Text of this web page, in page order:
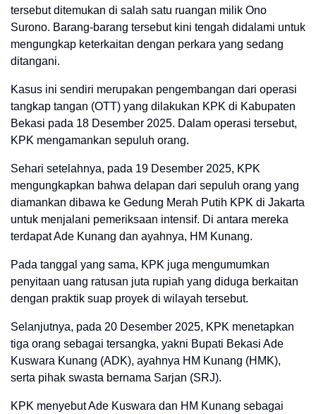
tersebut ditemukan di salah satu ruangan milik Ono
Surono. Barang-barang tersebut kini tengah didalami untuk
mengungkap keterkaitan dengan perkara yang sedang
ditangani.
Kasus ini sendiri merupakan pengembangan dari operasi
tangkap tangan (OTT) yang dilakukan KPK di Kabupaten
Bekasi pada 18 Desember 2025. Dalam operasi tersebut,
KPK mengamankan sepuluh orang.
Sehari setelahnya, pada 19 Desember 2025, KPK
mengungkapkan bahwa delapan dari sepuluh orang yang
diamankan dibawa ke Gedung Merah Putih KPK di Jakarta
untuk menjalani pemeriksaan intensif. Di antara mereka
terdapat Ade Kunang dan ayahnya, HM Kunang.
Pada tanggal yang sama, KPK juga mengumumkan
penyitaan uang ratusan juta rupiah yang diduga berkaitan
dengan praktik suap proyek di wilayah tersebut.
Selanjutnya, pada 20 Desember 2025, KPK menetapkan
tiga orang sebagai tersangka, yakni Bupati Bekasi Ade
Kuswara Kunang (ADK), ayahnya HM Kunang (HMK),
serta pihak swasta bernama Sarjan (SRJ).
KPK menyebut Ade Kuswara dan HM Kunang sebagai